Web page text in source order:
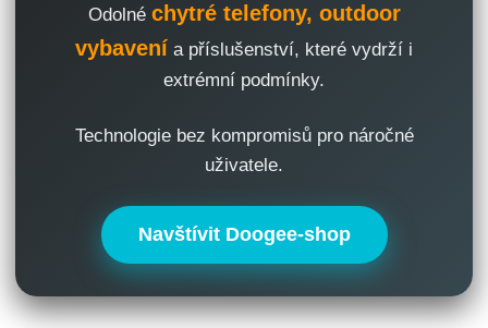
Odolné chytré telefony, outdoor
vybavení a příslušenství, které vydrží i
extrémní podmínky.
Technologie bez kompromisů pro náročné
uživatele.
Navštívit Doogee-shop